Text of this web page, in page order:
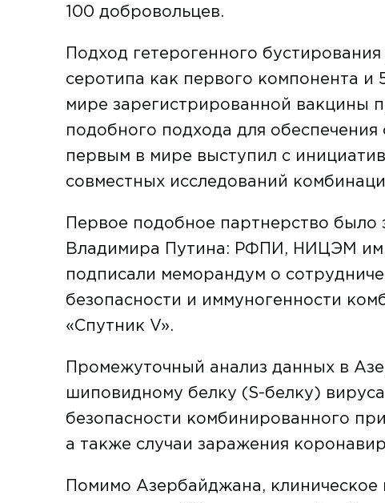
100 добровольцев.
Подход гетерогенного
серотипа как первого компонента и
мире зарегистрированной вакцины
подобного подхода для
первым в мире выступил с
совместных исследований
Первое подобное партнерство было
Владимира Путина: РФПИ, НИЦЭМ им.
подписали меморандум о
безопасности и иммуногенности
«Спутник V».
Промежуточный анализ данных в
шиповидному белку (S-белку)
безопасности комбинированного
а также случаи заражения
Помимо Азербайджана, клиническое